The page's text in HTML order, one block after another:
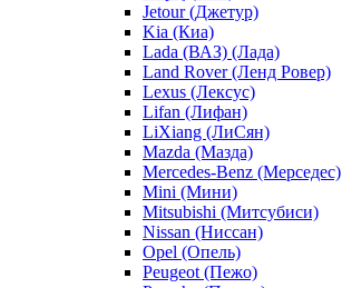
Jetour (Джетур)
Kia (Киа)
Lada (ВАЗ) (Лада)
Land Rover (Ленд Ровер)
Lexus (Лексус)
Lifan (Лифан)
LiXiang (ЛиСян)
Mazda (Мазда)
Mercedes-Benz (Мерседес)
Mini (Мини)
Mitsubishi (Митсубиси)
Nissan (Ниссан)
Opel (Опель)
Peugeot (Пежо)